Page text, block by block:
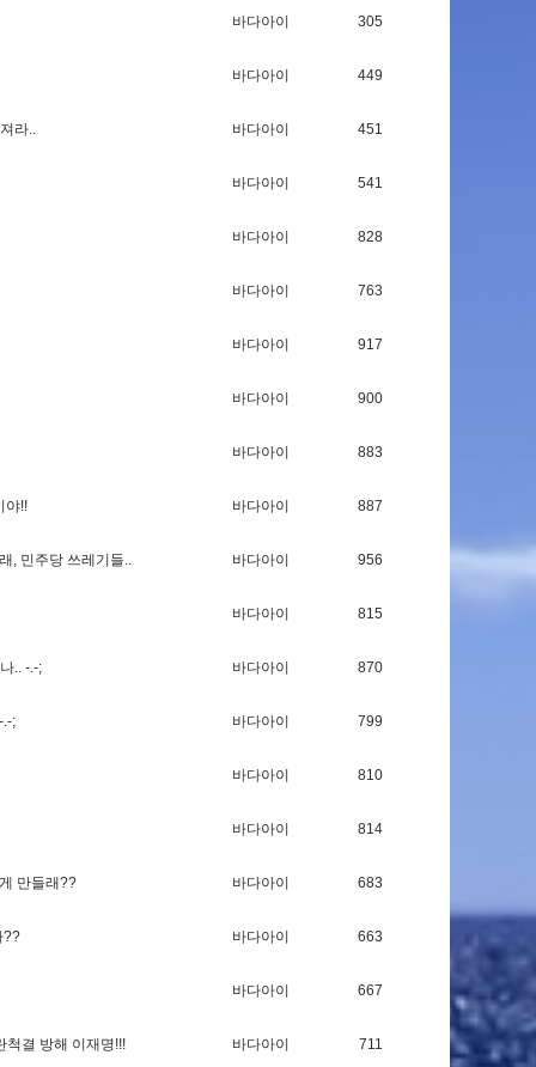
바다아이 305
바다아이 449
져 라.. 바다아이 451
바다아이 541
바다아이 828
바다아이 763
바다아이 917
바다아이 900
바다아이 883
야!! 바다아이 887
래 , 민주당 쓰레 기 들.. 바다아이 956
바다아이 815
나.. -.-; 바다아이 870
-.-; 바다아이 799
바다아이 810
바다아이 814
게 만들래?? 바다아이 683
?? 바다아이 663
바다아이 667
척 결 방해 이 재 명!!! 바다아이 711